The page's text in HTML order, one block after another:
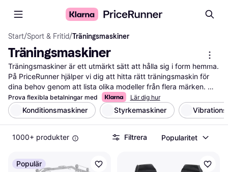
Start/Sport & Fritid/Träningsmaskiner
Träningsmaskiner
Träningsmaskiner är ett utmärkt sätt att hålla sig i form hemma.
På PriceRunner hjälper vi dig att hitta rätt träningsmaskin för
dina behov genom att lista olika modeller från flera märken.
Använd våra praktiska filter för att enkelt sortera efter
funktioner som typ av maskin, pris eller användarrecensioner.
Det gör det lättare för dig att välja den maskin som passar dina
preferenser och din budget. Du kan också läsa recensioner
från andra användare för att få en bättre uppfattning om
här för att jämföra träningsmaskiner och hitta det bästa
Prova flexibla betalningar med Lär dig hur
Konditionsmaskiner Styrkemaskiner
1000+ produkter Filtrera Popularitet
Populär